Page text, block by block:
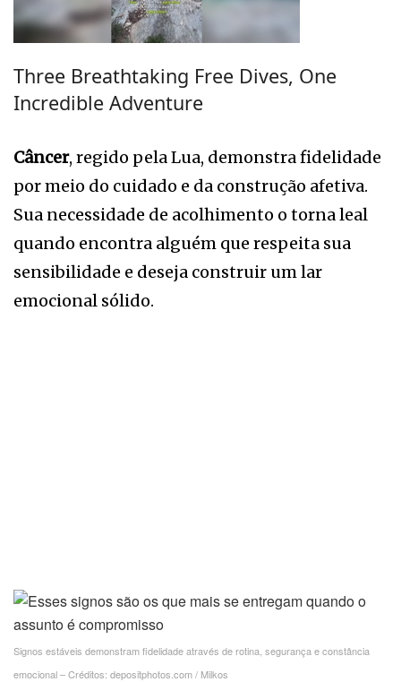
Three Breathtaking Free Dives, One
Incredible Adventure
Câncer, regido pela Lua, demonstra fidelidade
por meio do cuidado e da construção afetiva.
Sua necessidade de acolhimento o torna leal
quando encontra alguém que respeita sua
sensibilidade e deseja construir um lar
emocional sólido.
Signos estáveis demonstram fidelidade através de rotina, segurança e constância
emocional – Créditos: depositphotos.com / Milkos